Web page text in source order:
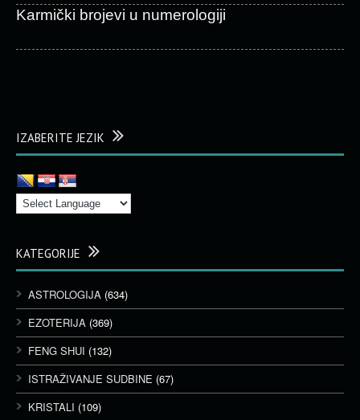
Karmički brojevi u numerologiji
IZABERITE JEZIK
KATEGORIJE
ASTROLOGIJA (634)
EZOTERIJA (369)
FENG SHUI (132)
ISTRAŽIVANJE SUDBINE (67)
KRISTALI (109)